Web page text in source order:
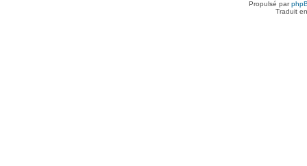
Propulsé par
Traduit